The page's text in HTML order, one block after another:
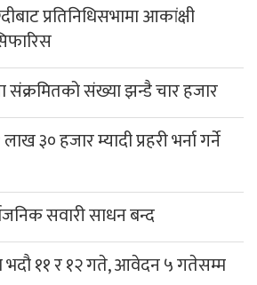
प्रतिनिधिसभामा आकांक्षी
संक्रमितको संख्या झन्डै चार हजार
३० हजार म्यादी प्रहरी भर्ना गर्ने
सवारी साधन बन्द
भदौ ११ र १२ गते, आवेदन ५ गतेसम्म